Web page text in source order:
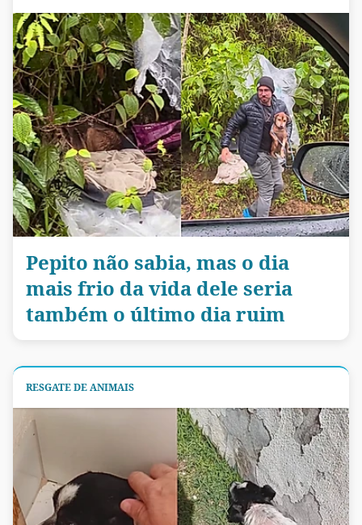
Pepito não sabia, mas o dia
mais frio da vida dele seria
também o último dia ruim
RESGATE DE ANIMAIS